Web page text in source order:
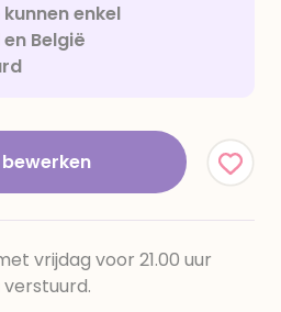
enkel
België
vrijdag voor 21.00 uur